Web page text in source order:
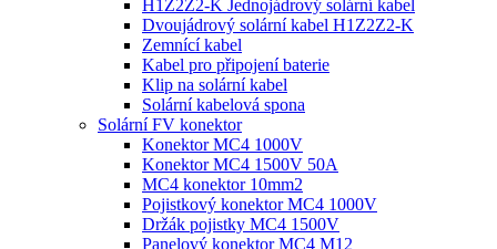
H1Z2Z2-K Jednojádrový solární kabel
Dvoujádrový solární kabel H1Z2Z2-K
Zemnící kabel
Kabel pro připojení baterie
Klip na solární kabel
Solární kabelová spona
Solární FV konektor
Konektor MC4 1000V
Konektor MC4 1500V 50A
MC4 konektor 10mm2
Pojistkový konektor MC4 1000V
Držák pojistky MC4 1500V
Panelový konektor MC4 M12